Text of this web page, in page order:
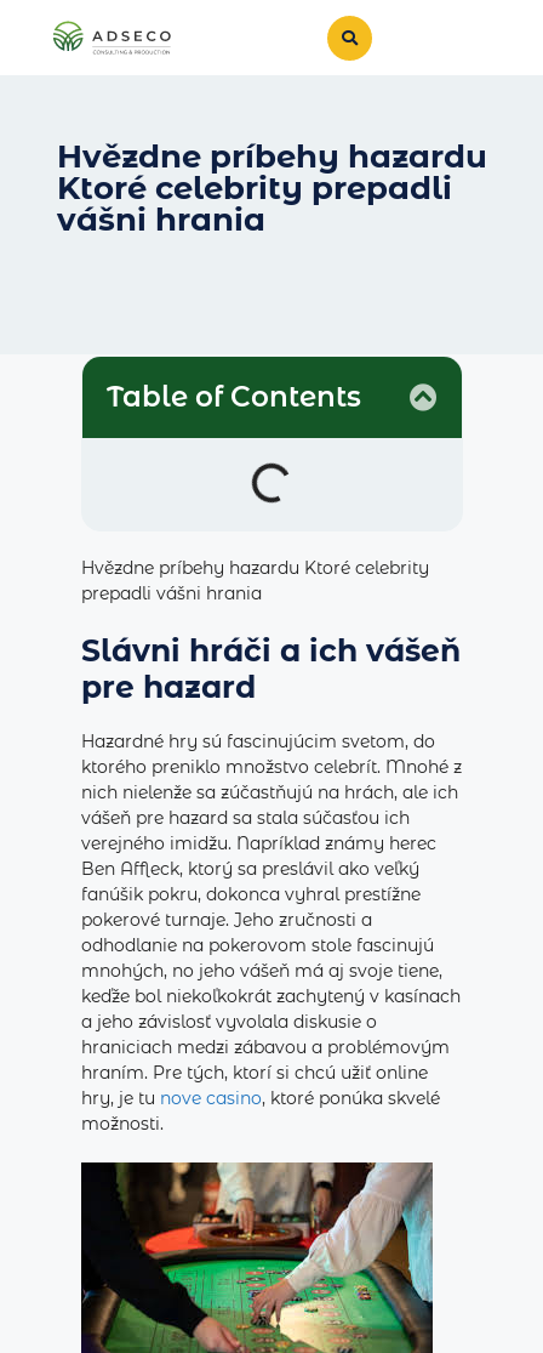
Hvězdne príbehy hazardu
Ktoré celebrity prepadli
vášni hrania
Table of Contents
Hvězdne príbehy hazardu Ktoré celebrity
prepadli vášni hrania
Slávni hráči a ich vášeň
pre hazard
Hazardné hry sú fascinujúcim svetom, do
ktorého preniklo množstvo celebrít. Mnohé z
nich nielenže sa zúčastňujú na hrách, ale ich
vášeň pre hazard sa stala súčasťou ich
verejného imidžu. Napríklad známy herec
Ben Affleck, ktorý sa preslávil ako veľký
fanúšik pokru, dokonca vyhral prestížne
pokerové turnaje. Jeho zručnosti a
odhodlanie na pokerovom stole fascinujú
mnohých, no jeho vášeň má aj svoje tiene,
keďže bol niekoľkokrát zachytený v kasínach
a jeho závislosť vyvolala diskusie o
hraniciach medzi zábavou a problémovým
hraním. Pre tých, ktorí si chcú užiť online
hry, je tu nove casino, ktoré ponúka skvelé
možnosti.